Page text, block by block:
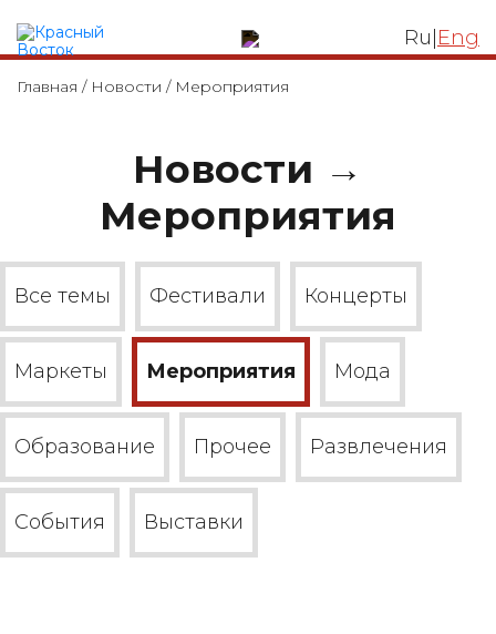
Ru Eng
Главная / Новости / Мероприятия
Новости →
Мероприятия
Все темы Фестивали Концерты
Маркеты Мероприятия Мода
Образование Прочее Развлечения
События Выставки